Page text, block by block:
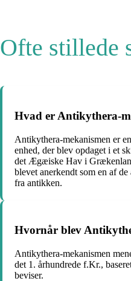
Ofte stillede
Hvad er Antikythera-
Antikythera-mekanismen er
enhed, der blev opdaget i et
det Ægæiske Hav i
blevet anerkendt som en af
fra antikken.
Hvornår blev
Antikythera-mekanismen
det 1. århundrede f.Kr.,
beviser.